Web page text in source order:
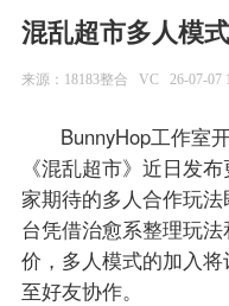
混乱超市多人模
来源：18183整合 VC 26-07-07
BunnyHop工作室
《混乱超市》近日发
家期待的多人合作玩
台凭借治愈系整理玩
价，多人模式的加入
至好友协作。